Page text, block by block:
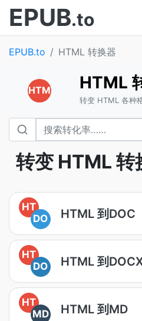
EPUB.to
EPUB.to HTML 转换器
HTM HTML
转变 HTML 各种
转变 HTML 转
HT
DO
HTML 到DOC
HT
DO
HTML 到
HT
MD
HTML 到MD